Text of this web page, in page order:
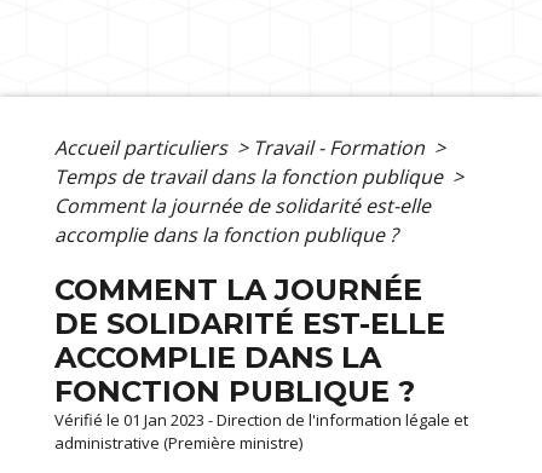
Accueil particuliers > Travail - Formation >
Temps de travail dans la fonction publique >
Comment la journée de solidarité est-elle
accomplie dans la fonction publique ?
COMMENT LA JOURNÉE
DE SOLIDARITÉ EST-ELLE
ACCOMPLIE DANS LA
FONCTION PUBLIQUE ?
Vérifié le 01 Jan 2023 - Direction de l'information légale et
administrative (Première ministre)